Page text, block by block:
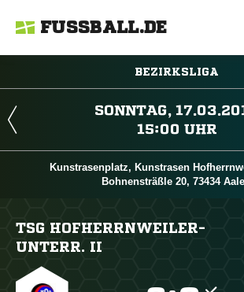
FUSSBALL.DE
BEZIRKSLIGA

 
Kunstrasenplatz, Kunstrasen
Bohnensträßle 20, 73434
TSG HOFHERRNWEILER-
UNTERR. II